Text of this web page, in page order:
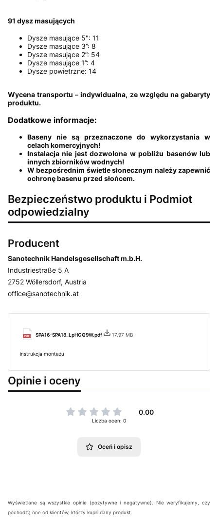
91 dysz masujących
Dysze masujące 5": 11
Dysze masujące 3”: 8
Dysze masujące 2”: 54
Dysze masujące 1”: 4
Dysze powietrzne: 14
Wycena transportu – indywidualna, ze względu na gabaryty
produktu.
Dodatkowe informacje:
Baseny nie są przeznaczone do wykorzystania w
celach komercyjnych!
Instalacja nie jest dozwolona w pobliżu basenów lub
innych zbiorników wodnych!
W bezpośrednim świetle słonecznym należy zapewnić
ochronę basenu przed słońcem.
Bezpieczeństwo produktu i Podmiot
odpowiedzialny
Producent
Sanotechnik Handelsgesellschaft m.b.H.
Industriestraße 5 A
2752 Wöllersdorf, Austria
office@sanotechnik.at
SPA16-SPA18_LpHGQ9W.pdf 17.97 MB
instrukcja montażu
Opinie i oceny
0.00
Liczba ocen: 0
Oceń i opisz
Wyświetlane są wszystkie opinie (pozytywne i negatywne). Nie weryfikujemy, czy
pochodzą one od klientów, którzy kupili dany produkt.